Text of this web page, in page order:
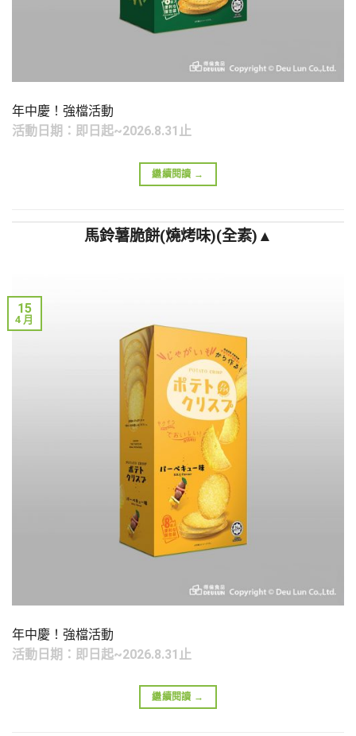
年中慶！強檔活動
活動日期：即日起~2026.8.31止
繼續閱讀 →
馬鈴薯脆餅(燒烤味)(全素)▲
15
4 月
年中慶！強檔活動
活動日期：即日起~2026.8.31止
繼續閱讀 →